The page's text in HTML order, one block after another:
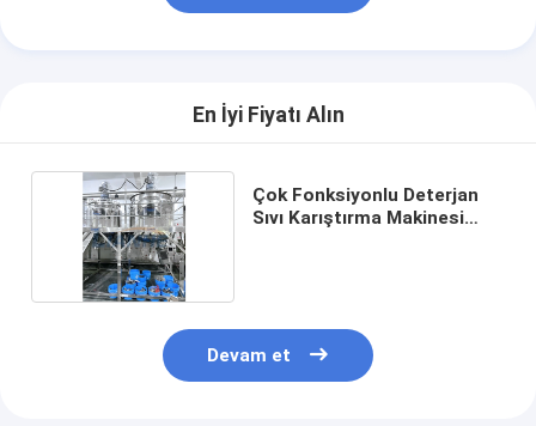
En İyi Fiyatı Alın
Çok Fonksiyonlu Deterjan
Sıvı Karıştırma Makinesi
Devam et